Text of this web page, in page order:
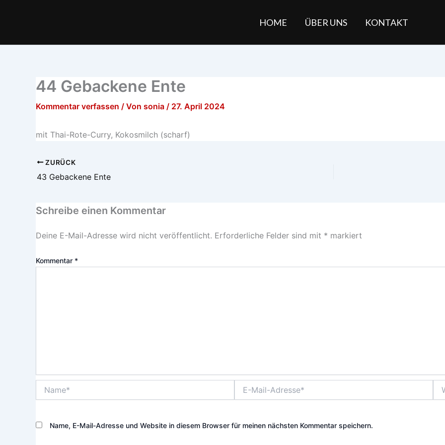
HOME ÜBER UNS KONTAKT
44 Gebackene Ente
Kommentar verfassen / Von sonia / 27. April 2024
mit Thai-Rote-Curry, Kokosmilch (scharf)
ZURÜCK
43 Gebackene Ente
Schreibe einen Kommentar
Deine E-Mail-Adresse wird nicht veröffentlicht. Erforderliche Felder sind mit * markiert
Kommentar *
Mail-
Name, E-Mail-Adresse und Website in diesem Browser für meinen nächsten Kommentar speichern.